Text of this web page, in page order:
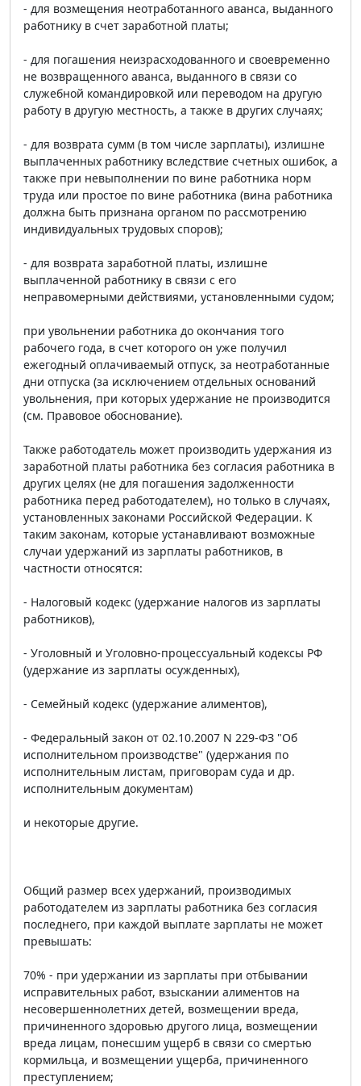
- для возмещения неотработанного аванса, выданного
работнику в счет заработной платы;
- для погашения неизрасходованного и своевременно
не возвращенного аванса, выданного в связи со
служебной командировкой или переводом на другую
работу в другую местность, а также в других случаях;
- для возврата сумм (в том числе зарплаты), излишне
выплаченных работнику вследствие счетных ошибок, а
также при невыполнении по вине работника норм
труда или простое по вине работника (вина работника
должна быть признана органом по рассмотрению
индивидуальных трудовых споров);
- для возврата заработной платы, излишне
выплаченной работнику в связи с его
неправомерными действиями, установленными судом;
при увольнении работника до окончания того
рабочего года, в счет которого он уже получил
ежегодный оплачиваемый отпуск, за неотработанные
дни отпуска (за исключением отдельных оснований
увольнения, при которых удержание не производится
(см. Правовое обоснование).
Также работодатель может производить удержания из
заработной платы работника без согласия работника в
других целях (не для погашения задолженности
работника перед работодателем), но только в случаях,
установленных законами Российской Федерации. К
таким законам, которые устанавливают возможные
случаи удержаний из зарплаты работников, в
частности относятся:
- Налоговый кодекс (удержание налогов из зарплаты
работников),
- Уголовный и Уголовно-процессуальный кодексы РФ
(удержание из зарплаты осужденных),
- Семейный кодекс (удержание алиментов),
- Федеральный закон от 02.10.2007 N 229-ФЗ "Об
исполнительном производстве" (удержания по
исполнительным листам, приговорам суда и др.
исполнительным документам)
и некоторые другие.
Общий размер всех удержаний, производимых
работодателем из зарплаты работника без согласия
последнего, при каждой выплате зарплаты не может
превышать:
70% - при удержании из зарплаты при отбывании
исправительных работ, взыскании алиментов на
несовершеннолетних детей, возмещении вреда,
причиненного здоровью другого лица, возмещении
вреда лицам, понесшим ущерб в связи со смертью
кормильца, и возмещении ущерба, причиненного
преступлением;